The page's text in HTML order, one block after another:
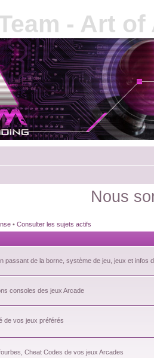
- Art
Nous
• Consulter les sujets actifs
passant de la borne, système de jeu, jeux et infos
consoles des jeux Arcade
de vos jeux préférés
Cheat Codes de vos jeux Arcades